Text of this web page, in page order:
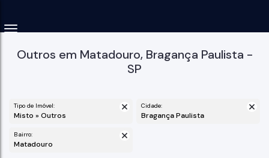
Outros em Matadouro, Bragança Paulista -
SP
Tipo de Imóvel:
Misto » Outros
Cidade:
Bragança Paulista
Bairro:
Matadouro